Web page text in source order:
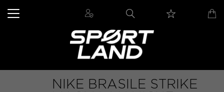
NIKE BRASILE STRIKE